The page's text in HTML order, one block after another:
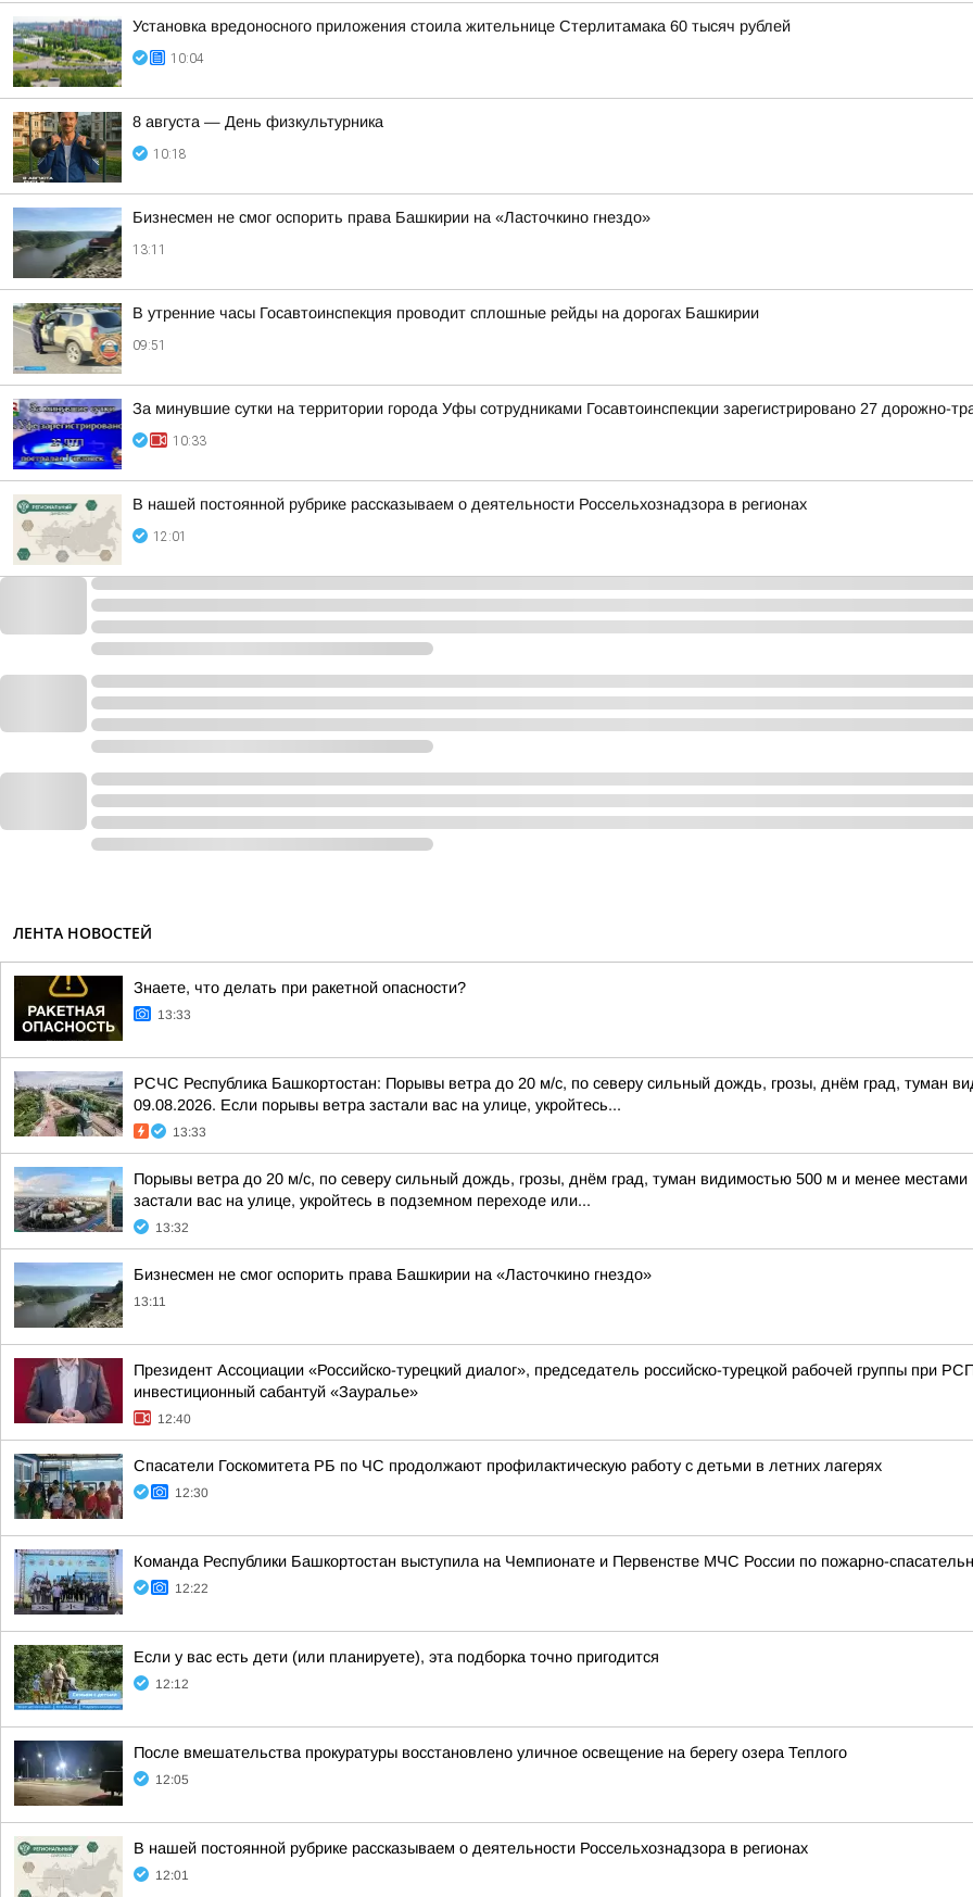
Установка вредоносного приложения стоила жительнице Стерлитамака 60 тысяч рублей
10:04
8 августа — День физкультурника
10:18
Бизнесмен не смог оспорить права Башкирии на «Ласточкино гнездо»
13:11
В утренние часы Госавтоинспекция проводит сплошные рейды на дорогах Башкирии
09:51
За минувшие сутки на территории города Уфы сотрудниками Госавтоинспекции зарегистрировано 27 дорожно-
10:33
В нашей постоянной рубрике рассказываем о деятельности Россельхознадзора в регионах
12:01
ЛЕНТА НОВОСТЕЙ
Знаете, что делать при ракетной опасности?
13:33
РСЧС Республика Башкортостан: Порывы ветра до 20 м/с, по северу сильный дождь, грозы, днём град, туман
09.08.2026. Если порывы ветра застали вас на улице, укройтесь...
13:33
Порывы ветра до 20 м/с, по северу сильный дождь, грозы, днём град, туман видимостью 500 м и менее
застали вас на улице, укройтесь в подземном переходе или...
13:32
Бизнесмен не смог оспорить права Башкирии на «Ласточкино гнездо»
13:11
Президент Ассоциации «Российско-турецкий диалог», председатель российско-турецкой рабочей группы при
инвестиционный сабантуй «Зауралье»
12:40
Спасатели Госкомитета РБ по ЧС продолжают профилактическую работу с детьми в летних лагерях
12:30
Команда Республики Башкортостан выступила на Чемпионате и Первенстве МЧС России по пожарно-
12:22
Если у вас есть дети (или планируете), эта подборка точно пригодится
12:12
После вмешательства прокуратуры восстановлено уличное освещение на берегу озера Теплого
12:05
В нашей постоянной рубрике рассказываем о деятельности Россельхознадзора в регионах
12:01